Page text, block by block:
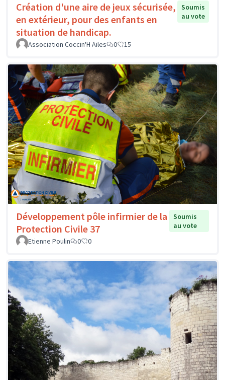
Création d'une aire de jeux sécurisée,
en extérieur, pour des enfants en
situation de handicap.
Soumis
au vote
Association Coccin'H Ailes 0 15
Développement pôle infirmier de la
Protection Civile 37
Soumis
au vote
Etienne Poulin
0 0